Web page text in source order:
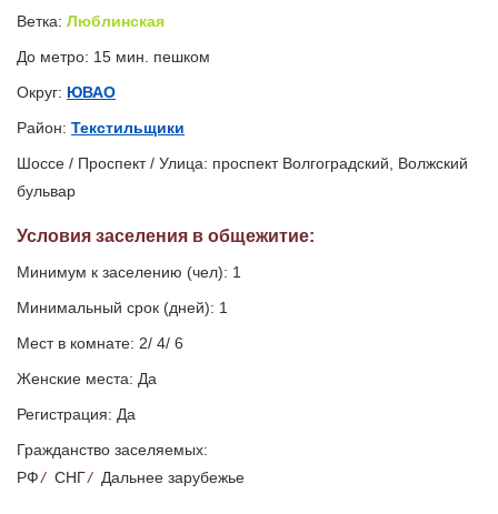
Ветка: Люблинская
До метро: 15 мин. пешком
Округ: ЮВАО
Район: Текстильщики
Шоссе / Проспект / Улица: проспект Волгоградский, Волжский
бульвар
Условия заселения в общежитие:
Минимум к заселению (чел): 1
Минимальный срок (дней): 1
Мест в комнате: 2/ 4/ 6
Женские места: Да
Регистрация: Да
Гражданство заселяемых:
РФ/ СНГ/ Дальнее зарубежье